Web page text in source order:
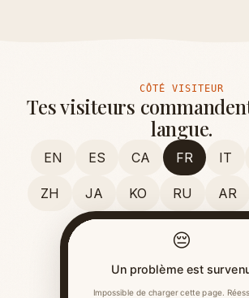
CÔTÉ VISITEUR
Tes visiteurs
langue.
EN ES CA FR IT
ZH JA KO RU AR